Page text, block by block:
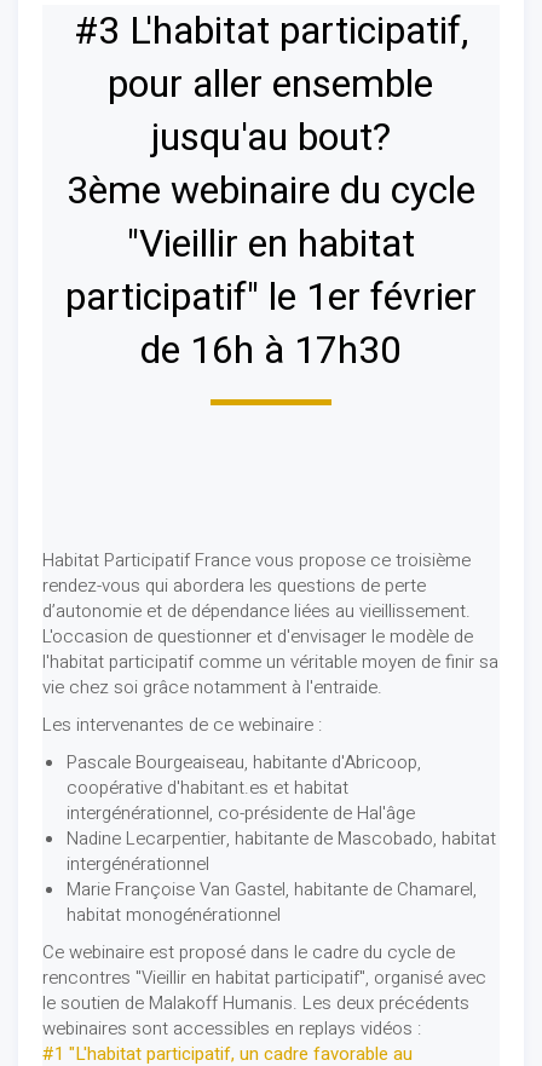
#3 L'habitat participatif,
pour aller ensemble
jusqu'au bout?
3ème webinaire du cycle
"Vieillir en habitat
participatif" le 1er février
de 16h à 17h30
Habitat Participatif France vous propose ce troisième
rendez-vous qui abordera les questions de perte
d’autonomie et de dépendance liées au vieillissement.
L'occasion de questionner et d'envisager le modèle de
l'habitat participatif comme un véritable moyen de finir sa
vie chez soi grâce notamment à l'entraide.
Les intervenantes de ce webinaire :
Pascale Bourgeaiseau, habitante d'Abricoop,
coopérative d'habitant.es et habitat
intergénérationnel, co-présidente de Hal'âge
Nadine Lecarpentier, habitante de Mascobado, habitat
intergénérationnel
Marie Françoise Van Gastel, habitante de Chamarel,
habitat monogénérationnel
Ce webinaire est proposé dans le cadre du cycle de
rencontres "Vieillir en habitat participatif", organisé avec
le soutien de Malakoff Humanis. Les deux précédents
webinaires sont accessibles en replays vidéos :
#1 "L'habitat participatif, un cadre favorable au